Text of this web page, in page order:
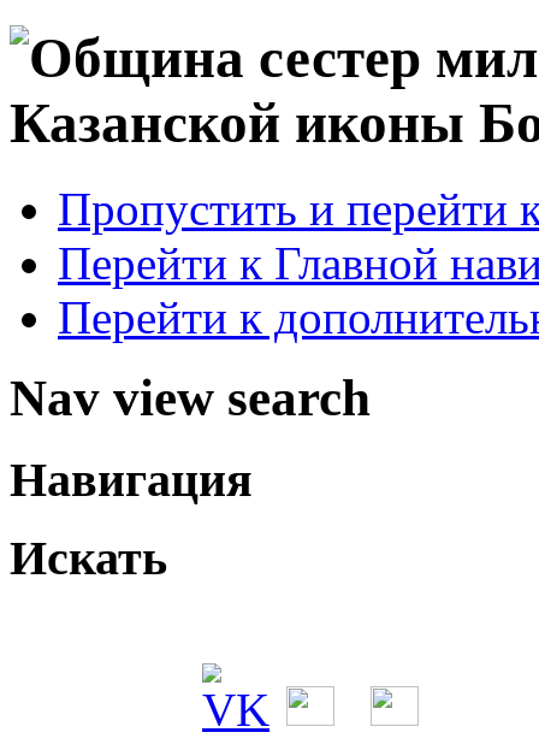
Пропустить и перейти
Перейти к Главной
Перейти к
Nav view search
Навигация
Искать